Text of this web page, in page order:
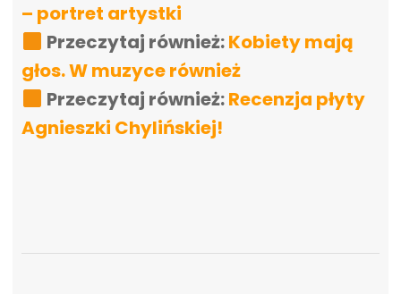
– portret artystki
Przeczytaj również:Kobiety mają
głos. W muzyce również
Przeczytaj również:Recenzja płyty
Agnieszki Chylińskiej!